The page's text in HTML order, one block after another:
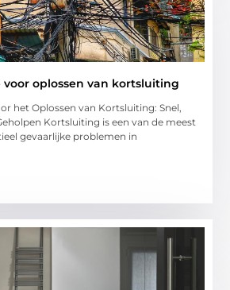
voor oplossen van kortsluiting
het Oplossen van Kortsluiting: Snel,
Kortsluiting is een van de meest
gevaarlijke problemen in